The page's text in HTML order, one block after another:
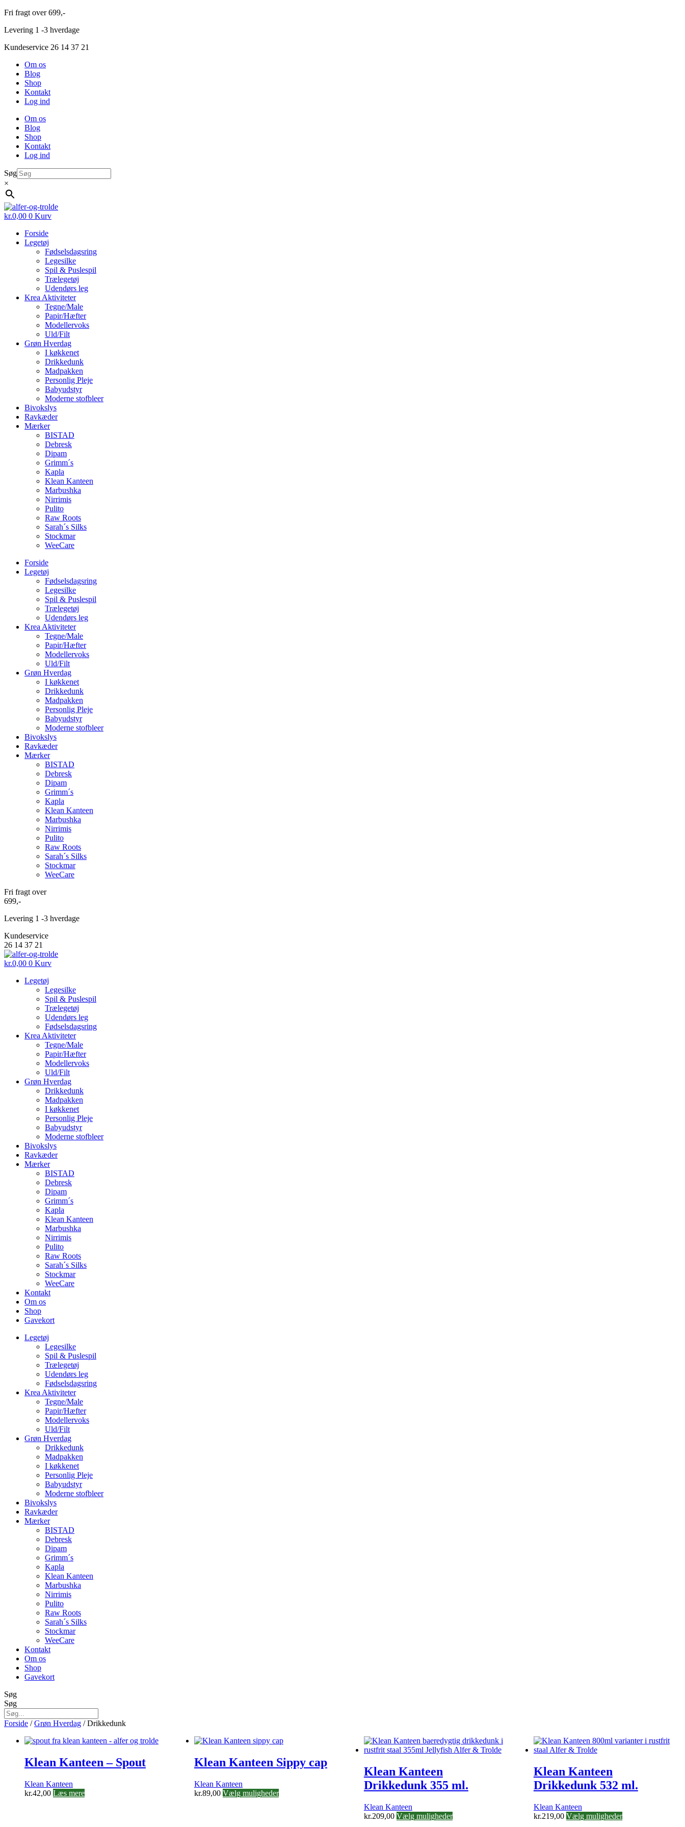
Videre
indhold
Fri fragt over 699,-
Levering 1 -3 hverdage
Kundeservice 26 14 37 21
Om os
Blog
Shop
Kontakt
Log ind
Om os
Blog
Shop
Kontakt
Log ind
Søg
×
kr.0,00 0 Kurv
Forside
Legetøj
Fødselsdagsring
Legesilke
Spil & Puslespil
Trælegetøj
Udendørs leg
Krea Aktiviteter
Tegne/Male
Papir/Hæfter
Modellervoks
Uld/Filt
Grøn Hverdag
I køkkenet
Drikkedunk
Madpakken
Personlig Pleje
Babyudstyr
Moderne stofbleer
Bivokslys
Ravkæder
Mærker
BISTAD
Debresk
Dipam
Grimm´s
Kapla
Klean Kanteen
Marbushka
Nirrimis
Pulito
Raw Roots
Sarah´s Silks
Stockmar
WeeCare
Forside
Legetøj
Fødselsdagsring
Legesilke
Spil & Puslespil
Trælegetøj
Udendørs leg
Krea Aktiviteter
Tegne/Male
Papir/Hæfter
Modellervoks
Uld/Filt
Grøn Hverdag
I køkkenet
Drikkedunk
Madpakken
Personlig Pleje
Babyudstyr
Moderne stofbleer
Bivokslys
Ravkæder
Mærker
BISTAD
Debresk
Dipam
Grimm´s
Kapla
Klean Kanteen
Marbushka
Nirrimis
Pulito
Raw Roots
Sarah´s Silks
Stockmar
WeeCare
Fri fragt over
699,-
Levering 1 -3 hverdage
Kundeservice
26 14 37 21
kr.0,00 0 Kurv
Legetøj
Legesilke
Spil & Puslespil
Trælegetøj
Udendørs leg
Fødselsdagsring
Krea Aktiviteter
Tegne/Male
Papir/Hæfter
Modellervoks
Uld/Filt
Grøn Hverdag
Drikkedunk
Madpakken
I køkkenet
Personlig Pleje
Babyudstyr
Moderne stofbleer
Bivokslys
Ravkæder
Mærker
BISTAD
Debresk
Dipam
Grimm´s
Kapla
Klean Kanteen
Marbushka
Nirrimis
Pulito
Raw Roots
Sarah´s Silks
Stockmar
WeeCare
Kontakt
Om os
Shop
Gavekort
Legetøj
Legesilke
Spil & Puslespil
Trælegetøj
Udendørs leg
Fødselsdagsring
Krea Aktiviteter
Tegne/Male
Papir/Hæfter
Modellervoks
Uld/Filt
Grøn Hverdag
Drikkedunk
Madpakken
I køkkenet
Personlig Pleje
Babyudstyr
Moderne stofbleer
Bivokslys
Ravkæder
Mærker
BISTAD
Debresk
Dipam
Grimm´s
Kapla
Klean Kanteen
Marbushka
Nirrimis
Pulito
Raw Roots
Sarah´s Silks
Stockmar
WeeCare
Kontakt
Om os
Shop
Gavekort
Søg
Søg
Forside /Grøn Hverdag / Drikkedunk
Klean Kanteen – Spout
Klean Kanteen
kr.42,00 Læs mere
Klean Kanteen Sippy cap
Klean Kanteen
kr.89,00 Vælg mulighederDette
Klean Kanteen
Drikkedunk 355 ml.
Klean Kanteen
kr.209,00 Vælg mulighederDette
Klean Kanteen
Drikkedunk 532 ml.
Klean Kanteen
kr.219,00 Vælg mulighederDette